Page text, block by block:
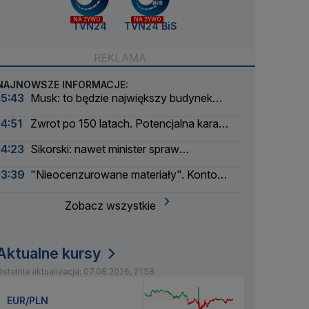
NA ŻYWO
TVN24
NA ŻYWO
TVN24 BiS
INFORMACJE:
Musk: to będzie największy budynek
Zwrot po 150 latach. Potencjalna kara
Sikorski: nawet minister spraw
"Nieocenzurowane materiały". Konto
Zobacz wszystkie
kursy
aktualizacja: 07.08.2026, 21:58
EUR/PLN